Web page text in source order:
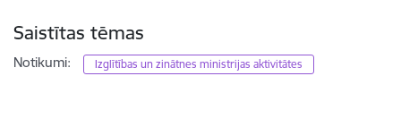
Saistītas tēmas
Notikumi: Izglītības un zinātnes ministrijas aktivitātes